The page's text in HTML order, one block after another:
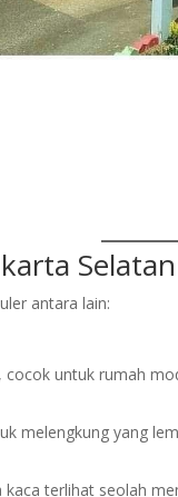
Selatan
antara lain:
untuk rumah
melengkung yang
terlihat seolah